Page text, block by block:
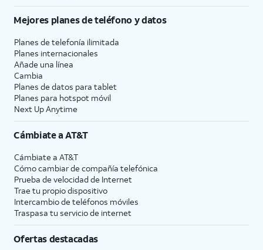
Mejores planes de teléfono y datos
Planes de telefonía ilimitada
Planes internacionales
Añade una línea
Cambia
Planes de datos para tablet
Planes para hotspot móvil
Next Up Anytime
Cámbiate aAT&T
Cámbiate a AT&T
Cómo cambiar de compañía telefónica
Prueba de velocidad de Internet
Trae tu propio dispositivo
Intercambio de teléfonos móviles
Traspasa tu servicio de internet
Ofertas destacadas